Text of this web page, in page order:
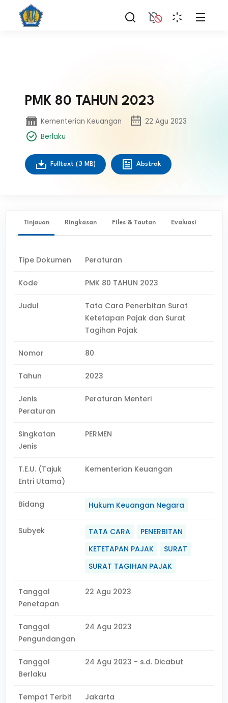
PMK 80 TAHUN 2023
Kementerian Keuangan
22 Agu 2023
Berlaku
Fulltext (3 MB) Abstrak
Tinjauan Ringkasan Files & Tautan Evaluasi ✨
Tipe Dokumen Peraturan
Kode PMK 80 TAHUN 2023
Judul
Tata Cara Penerbitan Surat
Ketetapan Pajak dan Surat
Tagihan Pajak
Nomor 80
Tahun 2023
Jenis
Peraturan
Peraturan Menteri
Singkatan
Jenis
PERMEN
T.E.U. (Tajuk
Entri Utama)
Kementerian Keuangan
Bidang Hukum Keuangan Negara
Subyek TATA CARA
PENERBITAN
KETETAPAN PAJAK
SURAT
SURAT TAGIHAN PAJAK
Tanggal
Penetapan
22 Agu 2023
Tanggal
Pengundangan
24 Agu 2023
Tanggal
Berlaku
24 Agu 2023 - s.d. Dicabut
Tempat Terbit Jakarta